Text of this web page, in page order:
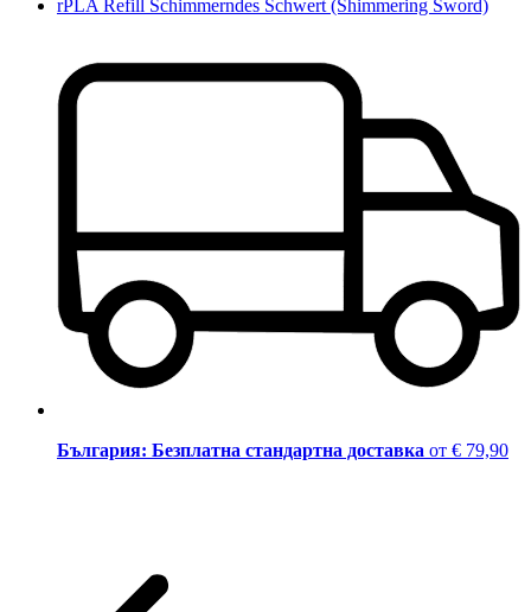
rPLA Refill Schimmerndes Schwert (Shimmering Sword)
България: Безплатна стандартна доставка от € 79,90